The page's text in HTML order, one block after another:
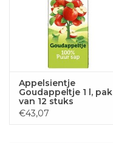
Appelsientje
Goudappeltje 1 l, pak
van 12 stuks
€43,07